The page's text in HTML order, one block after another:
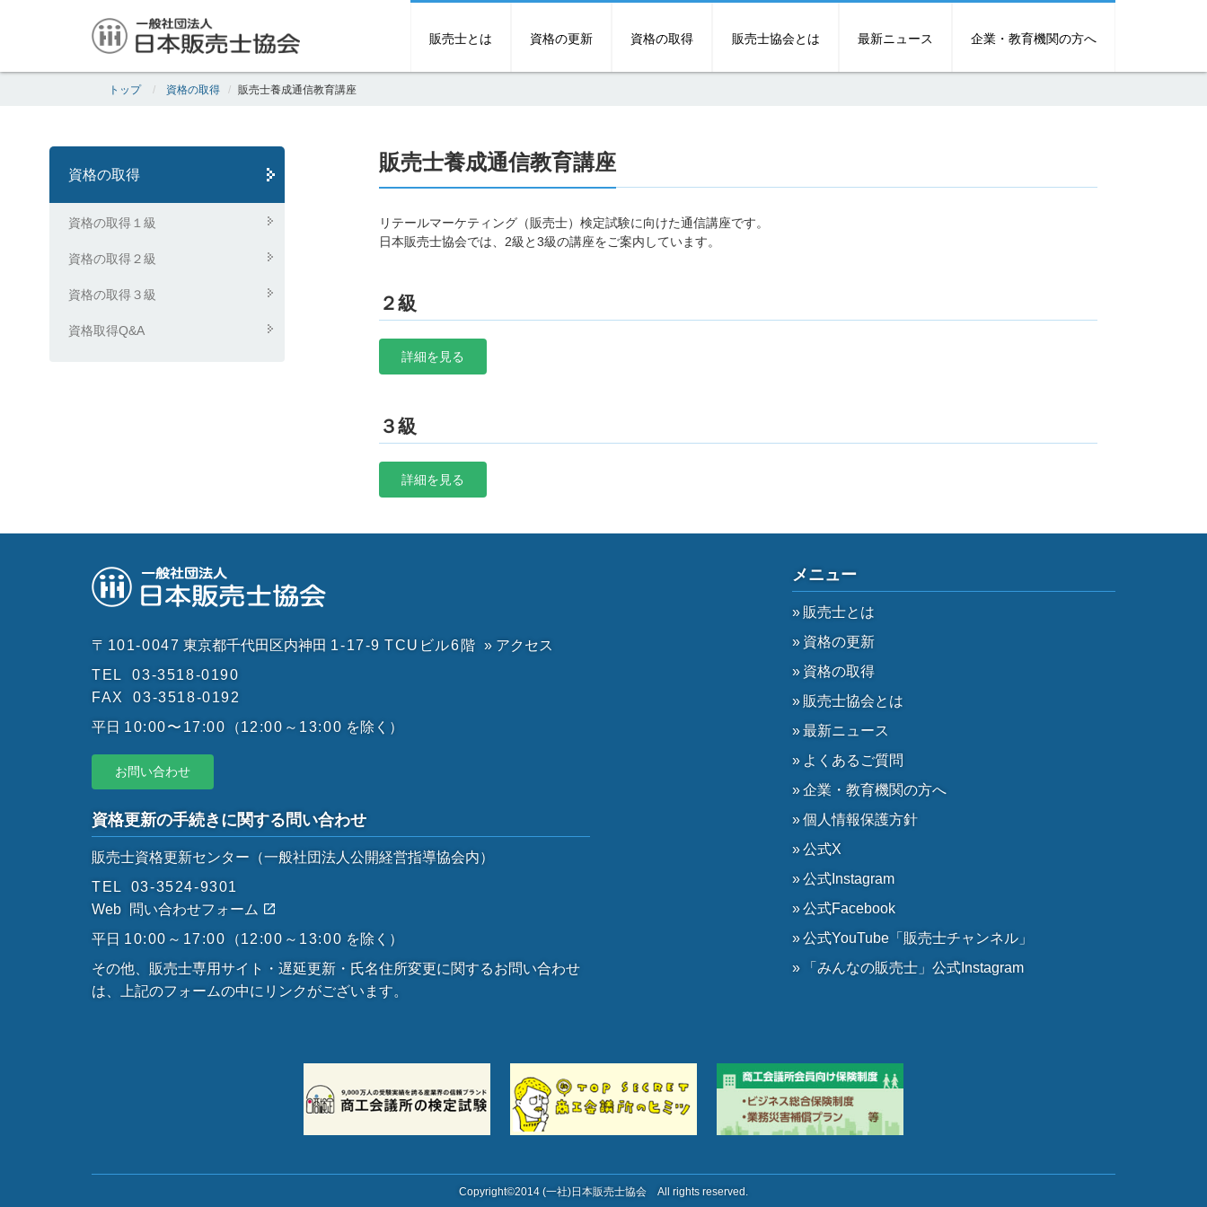
販売士とは 資格の更新 資格の取得 販売士協会とは 最新ニュース 企業・教育機関の方へ
トップ 資格の取得 販売士養成通信教育講座
販売士養成通信教育講座
リテールマーケティング（販売士）検定試験に向けた通信講座です。
日本販売士協会では、2級と3級の講座をご案内しています。
２級
詳細を見る
３級
詳細を見る
資格の取得
資格の取得１級
資格の取得２級
資格の取得３級
資格取得Q&A
〒101-0047 東京都千代田区内神田 1-17-9 TCUビル6階
» アクセス
TEL
03-3518-0190
FAX
03-3518-0192
平日 10:00〜17:00 （12:00～13:00 を除く）
お問い合わせ
資格更新の手続きに関する問い合わせ
販売士資格更新センター （一般社団法人公開経営指導協会内）
TEL
03-3524-9301
Web
問い合わせフォーム
平日 10:00～17:00 （12:00～13:00 を除く）
その他、販売士専用サイト・遅延更新・氏名住所変更に関するお問い合わせ
は、上記のフォームの中にリンクがございます。
メニュー
販売士とは
資格の更新
資格の取得
販売士協会とは
最新ニュース
よくあるご質問
企業・教育機関の方へ
個人情報保護方針
公式X
公式Instagram
公式Facebook
公式YouTube「販売士チャンネル」
「みんなの販売士」公式Instagram
Copyright©2014 (一社)日本販売士協会 All rights reserved.